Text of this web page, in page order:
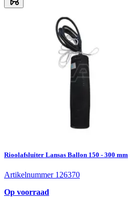
Rioolafsluiter Lansas Ballon 150 - 300 mm
Artikelnummer 126370
Op voorraad